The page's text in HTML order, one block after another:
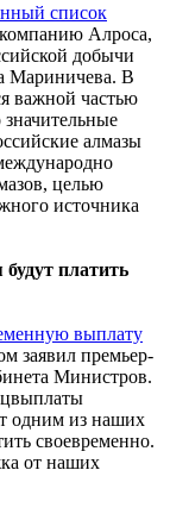
список
Алроса,
добычи
Мариничева. В
важной частью
алмазы
целью
источника
платить
выплату
заявил премьер-
Министров.
одним из наших
своевременно.
от наших